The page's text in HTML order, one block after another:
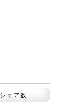
シェア数